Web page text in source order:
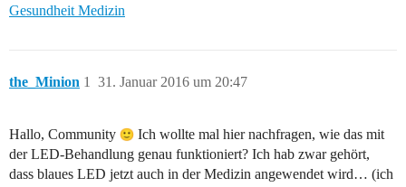
Gesundheit Medizin
the_Minion 31. Januar 2016 um 20:47
1
Hallo, Community
Ich wollte mal hier nachfragen, wie das mit
der LED-Behandlung genau funktioniert? Ich hab zwar gehört,
dass blaues LED jetzt auch in der Medizin angewendet wird… (ich